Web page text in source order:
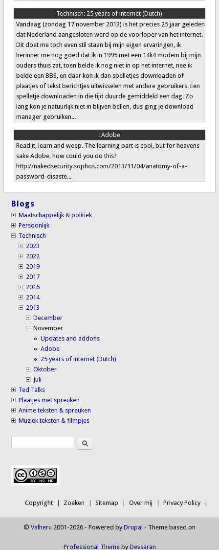
Technisch: 25 years of internet (Dutch)
Vandaag (zondag 17 november 2013) is het precies 25 jaar geleden
dat Nederland aangesloten werd op de voorloper van het internet.
Dit doet me toch even stil staan bij mijn eigen ervaringen, ik
herinner me nog goed dat ik in 1995 met een 14k4 modem bij mijn
ouders thuis zat, toen belde ik nog niet in op het internet, nee ik
belde een BBS, en daar kon ik dan spelletjes downloaden of
plaatjes of tekst berichtjes uitwisselen met andere gebruikers. Een
spelletje downloaden in die tijd duurde gemiddeld een dag. Zo
lang kon je natuurlijk niet in blijven bellen, dus ging je download
manager gebruiken...
:Adobe
Read it, learn and weep. The learning part is cool, but for heavens
sake Adobe, how could you do this?
http://nakedsecurity.sophos.com/2013/11/04/anatomy-of-a-
password-disaste...
Blogs
Maatschappelijk & politiek
Persoonlijk
Technisch
2023
2022
2019
2017
2016
2014
2013
December
November
Updates and addons
Adobe
25 years of internet (Dutch)
Oktober
Juli
Ted Talks
Plaatjes met spreuken
Anime teksten & spreuken
Muziek teksten & filmpjes
Search formSearch
Copyright Zoeken Sitemap Over mij Privacy Policy
© Valheru 2001-2026 - Powered byDrupal - Theme based on
Professional ThemebyDevsaran